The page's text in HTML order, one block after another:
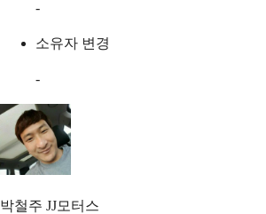
-
소유자 변경
-
박철주 JJ모터스